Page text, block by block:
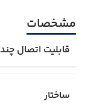
مشخصات
قابلیت اتصال
ساختار